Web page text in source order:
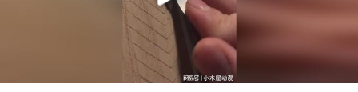
中央气象台发布台风黄色预警
感觉全东北都在等7号
Play